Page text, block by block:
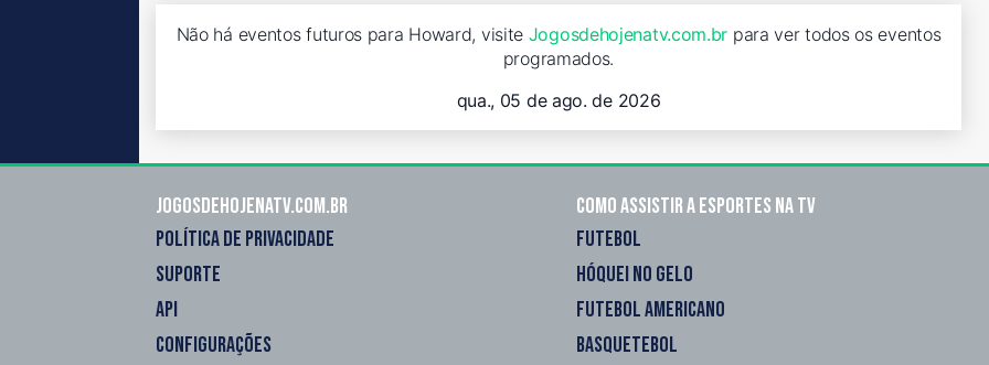
Não há eventos futuros para Howard, visite Jogosdehojenatv.com.br para ver todos os eventos
programados.
qua., 05 de ago. de 2026
Jogosdehojenatv.com.br
POLÍTICA DE PRIVACIDADE
SUPORTE
API
CONFIGURAÇÕES
Como assistir a esportes na TV
FUTEBOL
HÓQUEI NO GELO
FUTEBOL AMERICANO
BASQUETEBOL